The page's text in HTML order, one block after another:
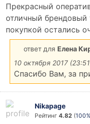
Прекрасный
отличный брендовый
покупкой остались
ответ для Елена
10 октября 2017
Спасибо Вам, за
Nikapage
Рейтинг 4.82 (100%